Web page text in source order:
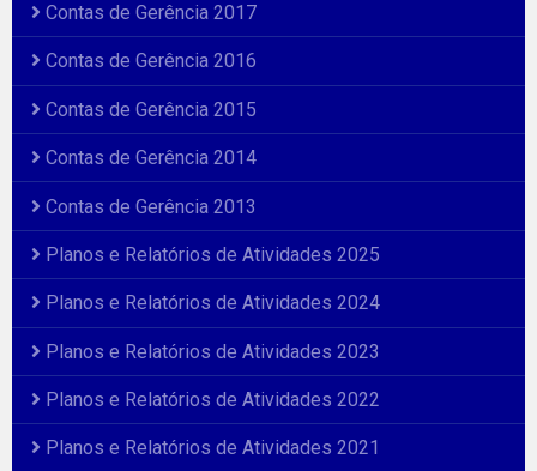
Contas de Gerência 2017
Contas de Gerência 2016
Contas de Gerência 2015
Contas de Gerência 2014
Contas de Gerência 2013
Planos e Relatórios de Atividades 2025
Planos e Relatórios de Atividades 2024
Planos e Relatórios de Atividades 2023
Planos e Relatórios de Atividades 2022
Planos e Relatórios de Atividades 2021